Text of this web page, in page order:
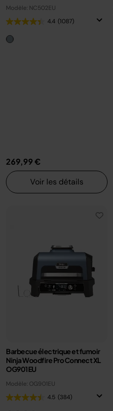
Modèle: NC502EU
4.4 (1087)
269,99 €
Voir les détails
Barbecue électrique et fumoir
Ninja Woodfire Pro Connect XL
OG901EU
Modèle: OG901EU
4.5 (384)